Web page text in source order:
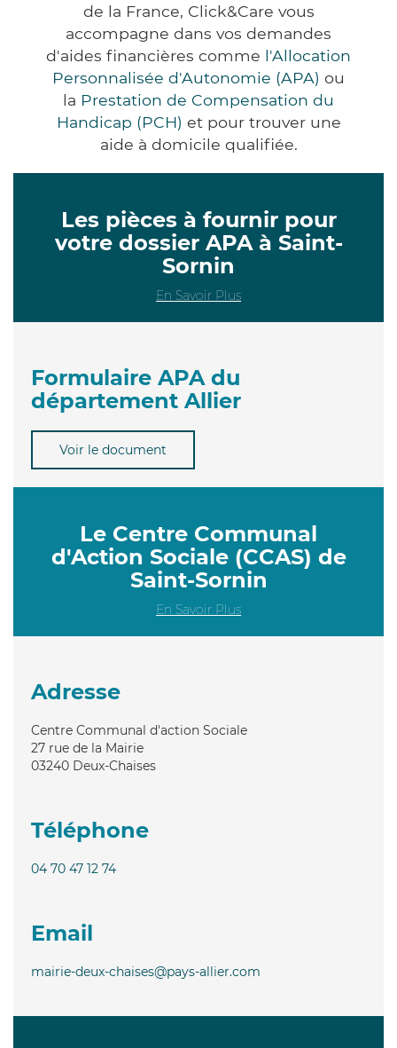
de la France, Click&Care vous
accompagne dans vos demandes
d'aides financières comme l'Allocation
Personnalisée d'Autonomie (APA) ou
la Prestation de Compensation du
Handicap (PCH) et pour trouver une
aide à domicile qualifiée.
Les pièces à fournir pour
votre dossier APA à Saint-
Sornin
En Savoir Plus
Formulaire APA du
département Allier
Voir le document
Le Centre Communal
d'Action Sociale (CCAS) de
Saint-Sornin
En Savoir Plus
Adresse
Centre Communal d'action Sociale
27 rue de la Mairie
03240 Deux-Chaises
Téléphone
04 70 47 12 74
Email
mairie-deux-chaises@pays-allier.com